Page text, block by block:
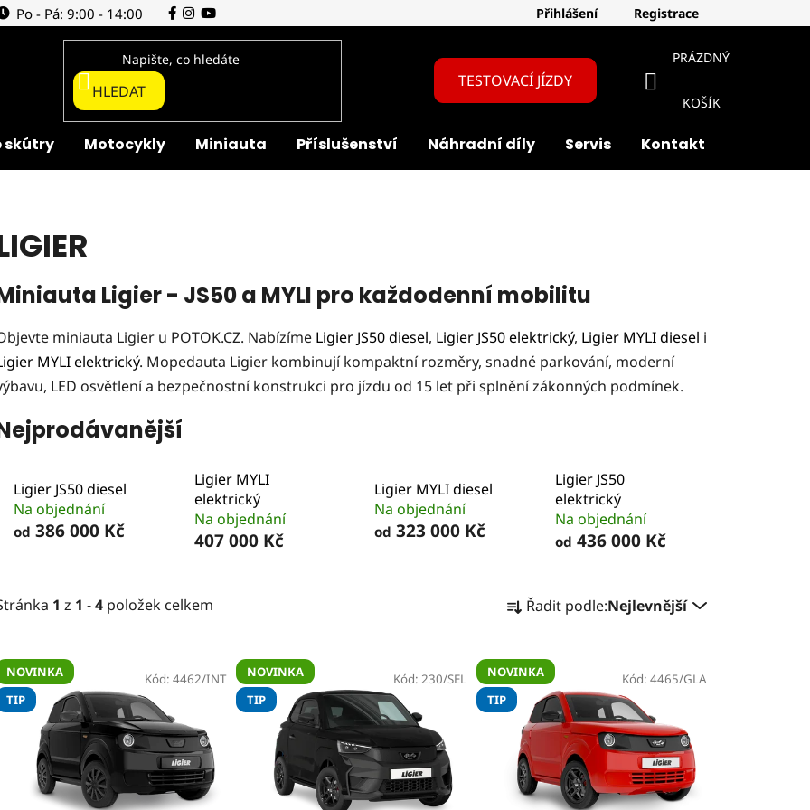
Po - Pá: 9:00 - 14:00 Přihlášení Registrace
HLEDAT
TESTOVACÍ JÍZDY
NÁKUPNÍ
KOŠÍK
PRÁZDNÝ
KOŠÍK
skútry Motocykly Miniauta Příslušenství Náhradní díly Servis Kontakt
Ligier - JS50 a MYLI pro každodenní mobilitu
miniauta Ligier u POTOK.CZ. Nabízíme Ligier JS50 diesel, Ligier JS50 elektrický, Ligier MYLI diesel i
MYLI elektrický. Mopedauta Ligier kombinují kompaktní rozměry, snadné parkování, moderní
LED osvětlení a bezpečnostní konstrukci pro jízdu od 15 let při splnění zákonných podmínek.
Ligier JS50 diesel
Na objednání
od 386 000 Kč
Ligier MYLI
elektrický
Na objednání
407 000 Kč
Ligier MYLI diesel
Na objednání
od 323 000 Kč
Ligier JS50
elektrický
Na objednání
od 436 000 Kč
1 z 1 -4 položek celkem a
e
n
í
o
d
Řadit podle:Nejlevnější
NOVINKA
TIP
Kód: 4462/INT
NOVINKA
TIP
Kód: 230/SEL
NOVINKA
TIP
Kód: 4465/GLA